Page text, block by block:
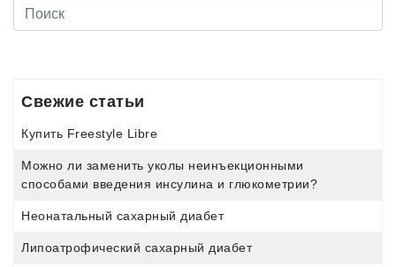
Свежие статьи
Купить Freestyle Libre
Можно ли заменить уколы неинъекционными
способами введения инсулина и глюкометрии?
Неонатальный сахарный диабет
Липоатрофический сахарный диабет